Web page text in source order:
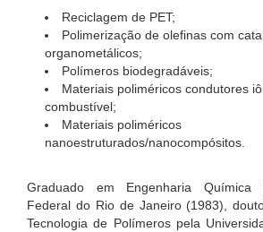
Reciclagem de PET;
Polimerização de olefinas com
organometálicos;
Polímeros biodegradáveis;
Materiais poliméricos condutores
combustível;
Materiais poliméricos
nanoestruturados/nanocompósitos.
Graduado em Engenharia Química
Federal do Rio de Janeiro (1983),
Tecnologia de Polímeros pela